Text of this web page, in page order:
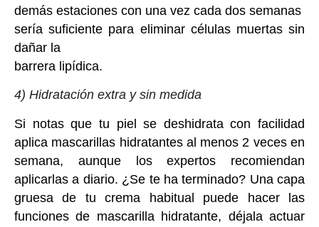
demás estaciones con una vez cada dos semanas
sería suficiente para eliminar células muertas sin
dañar la
barrera lipídica.
4) Hidratación extra y sin medida
Si notas que tu piel se deshidrata con facilidad
aplica mascarillas hidratantes al menos 2 veces en
semana, aunque los expertos recomiendan
aplicarlas a diario. ¿Se te ha terminado? Una capa
gruesa de tu crema habitual puede hacer las
funciones de mascarilla hidratante, déjala actuar